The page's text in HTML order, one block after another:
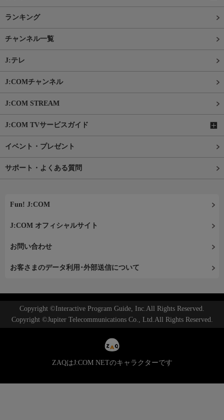
ランキング
チャンネル一覧
J:テレ
J:COMチャンネル
J:COM STREAM
J:COM TVサービスガイド
イベント・プレゼント
サポート・よくある質問
Fun! J:COM
J:COM オフィシャルサイト
お問い合わせ
お客さまのデータ利用･外部送信について
Copyright ©Interactive Program Guide, Inc.All Rights Reserved.
Copyright ©Jupiter Telecommunications Co., Ltd.All Rights Reserved.
ZAQはJ:COM NETのキャラクターです